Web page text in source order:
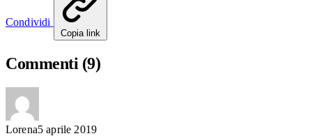
Condividi
Copia link
Commenti (9)
Lorena5 aprile 2019